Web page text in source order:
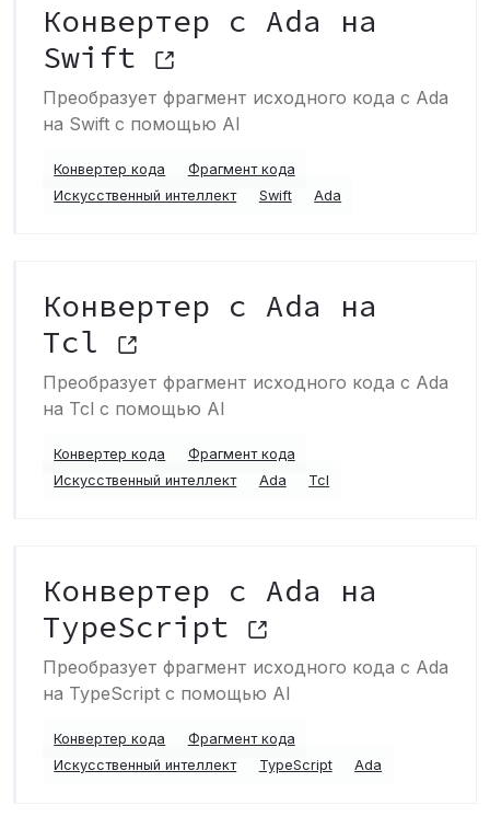
Конвертер с Ada на
Swift
Преобразует фрагмент исходного кода с Ada
на Swift с помощью AI
Конвертер кода
Фрагмент кода
Искусственный интеллект
Swift Ada
Конвертер с Ada на
Tcl
Преобразует фрагмент исходного кода с Ada
на Tcl с помощью AI
Конвертер кода
Фрагмент кода
Искусственный интеллект
Ada Tcl
Конвертер с Ada на
TypeScript
Преобразует фрагмент исходного кода с Ada
на TypeScript с помощью AI
Конвертер кода
Фрагмент кода
Искусственный интеллект
TypeScript Ada